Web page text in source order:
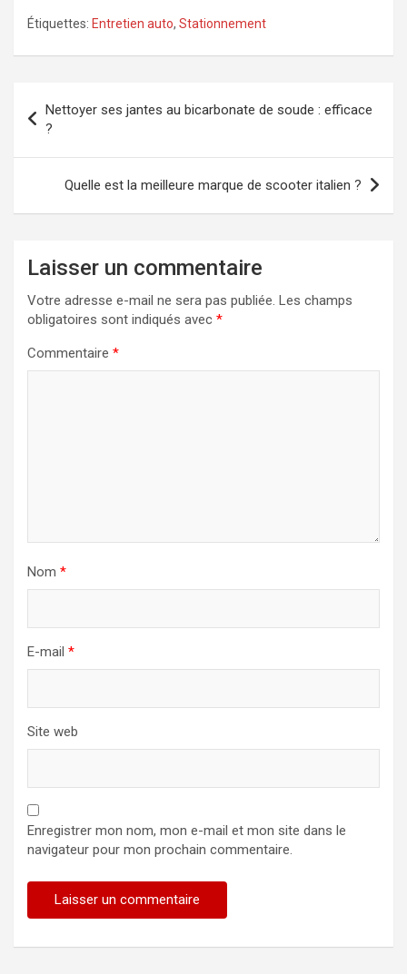
Étiquettes: Entretien auto, Stationnement
de
l’article
Nettoyer ses jantes au bicarbonate de soude : efficace
?
Quelle est la meilleure marque de scooter italien ?
Laisser un commentaire
Votre adresse e-mail ne sera pas publiée. Les champs
obligatoires sont indiqués avec *
Commentaire *
Nom *
E-mail *
Site web
Enregistrer mon nom, mon e-mail et mon site dans le
navigateur pour mon prochain commentaire.